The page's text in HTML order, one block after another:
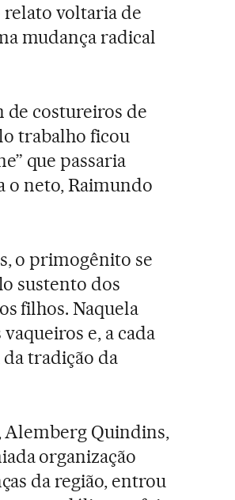
relato voltaria de
mudança radical
de costureiros de
trabalho ficou
que passaria
o neto, Raimundo
o primogênito se
sustento dos
filhos. Naquela
e, a cada
tradição da
Alemberg Quindins,
organização
da região, entrou